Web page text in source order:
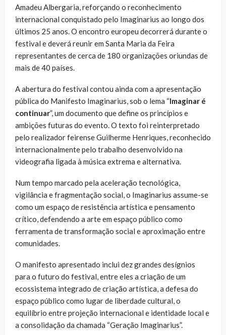
Amadeu Albergaria, reforçando o reconhecimento
internacional conquistado pelo Imaginarius ao longo dos
últimos 25 anos. O encontro europeu decorrerá durante o
festival e deverá reunir em Santa Maria da Feira
representantes de cerca de 180 organizações oriundas de
mais de 40 países.
A abertura do festival contou ainda com a apresentação
pública do Manifesto Imaginarius, sob o lema “Imaginar é
continuar”, um documento que define os princípios e
ambições futuras do evento. O texto foi reinterpretado
pelo realizador feirense Guilherme Henriques, reconhecido
internacionalmente pelo trabalho desenvolvido na
videografia ligada à música extrema e alternativa.
Num tempo marcado pela aceleração tecnológica,
vigilância e fragmentação social, o Imaginarius assume-se
como um espaço de resistência artística e pensamento
crítico, defendendo a arte em espaço público como
ferramenta de transformação social e aproximação entre
comunidades.
O manifesto apresentado inclui dez grandes desígnios
para o futuro do festival, entre eles a criação de um
ecossistema integrado de criação artística, a defesa do
espaço público como lugar de liberdade cultural, o
equilíbrio entre projeção internacional e identidade local e
a consolidação da chamada “Geração Imaginarius”.